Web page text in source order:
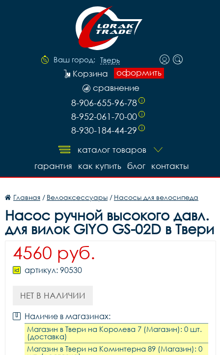
Ваш город: Тверь
оформить
Корзина
сравнение
8-906-655-96-78 i
8-952-061-70-00 i
8-930-184-44-29 i
каталог товаров
контакты
блог
как купить
гарантия
Главная / Велоаксессуары / Насосы для велосипеда
Насос ручной высокого давл.
для вилок GIYO GS-02D в Твери
4560 руб.
артикул: 90530
НЕТ В НАЛИЧИИ
Наличие в магазинах:
Магазин в Твери на Королева 7 (Магазин): 0 шт.
(доставка)
Магазин в Твери на Коминтерна 89 (Магазин): 0